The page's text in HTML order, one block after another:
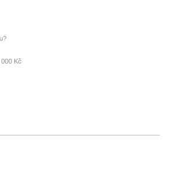
Kč